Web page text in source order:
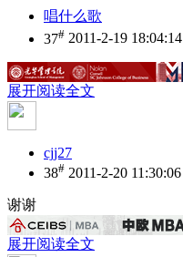
唱什么歌
37# 2011-2-19 18:04:14
展开阅读全文
cjj27
38# 2011-2-20 11:30:06
谢谢
展开阅读全文